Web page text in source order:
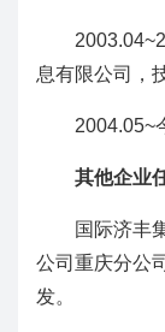
息有限公司，
2004.05~
其他企业
国际济丰
公司重庆分公
发。